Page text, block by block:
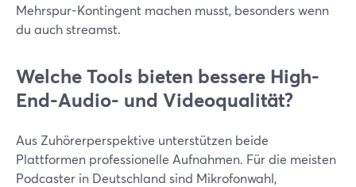
Mehrspur-Kontingent machen musst, besonders wenn
du auch streamst.
Welche Tools bieten bessere High-
End-Audio- und Videoqualität?
Aus Zuhörerperspektive unterstützen beide
Plattformen professionelle Aufnahmen. Für die meisten
Podcaster in Deutschland sind Mikrofonwahl,